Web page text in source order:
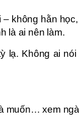
không hằn
là ai nên làm.
lạ. Không ai
muốn… xem